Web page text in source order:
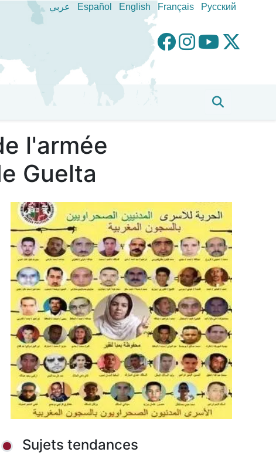
عربي Español English Français Pусский
l'armée
Guelta
Sujets tendances